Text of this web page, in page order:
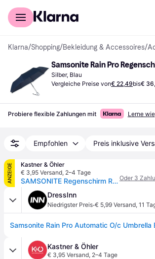
Für Shopper
Klarna/Shopping/Bekleidung & Accessoires/
Samsonite Rain Pro
Silber, Blau
Vergleiche Preise von€ 22,49bis€
Probiere flexible Zahlungen mit Lerne wie
Empfohlen Preis inklusive
ANZEIGE
Kastner & Öhler
€ 3,95 Versand, 2–4 Tage
SAMSONITE Regenschirm RAIN PRO AUTO blue blau - EG Oder 3
DressInn
Niedrigster Preis·€ 5,99 Versand, 11
Samsonite Rain Pro Automatic O/c Umbrella
Kastner & Öhler
€ 3,95 Versand, 2–4 Tage